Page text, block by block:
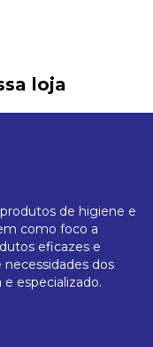
loja
de higiene e
como foco a
eficazes e
necessidades dos
especializado.